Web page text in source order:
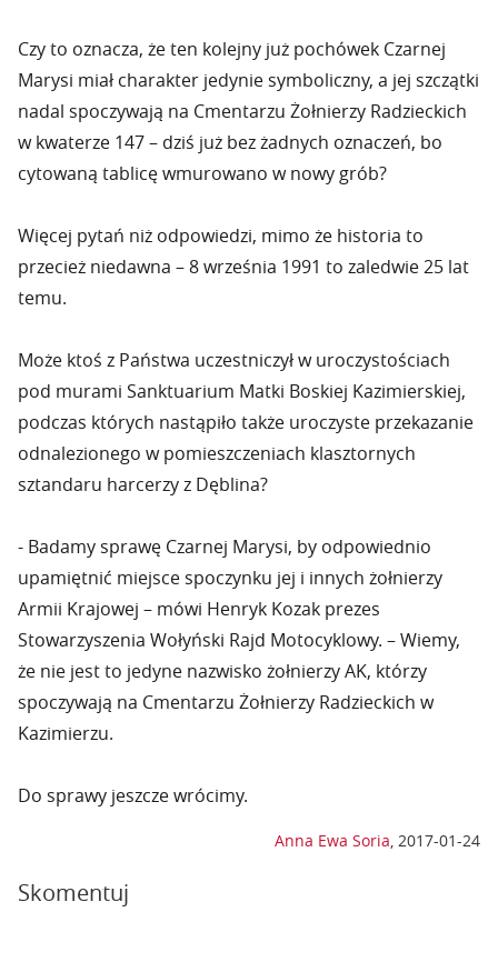
Czy to oznacza, że ten kolejny już pochówek Czarnej
Marysi miał charakter jedynie symboliczny, a jej szczątki
nadal spoczywają na Cmentarzu Żołnierzy Radzieckich
w kwaterze 147 – dziś już bez żadnych oznaczeń, bo
cytowaną tablicę wmurowano w nowy grób?
Więcej pytań niż odpowiedzi, mimo że historia to
przecież niedawna – 8 września 1991 to zaledwie 25 lat
temu.
Może ktoś z Państwa uczestniczył w uroczystościach
pod murami Sanktuarium Matki Boskiej Kazimierskiej,
podczas których nastąpiło także uroczyste przekazanie
odnalezionego w pomieszczeniach klasztornych
sztandaru harcerzy z Dęblina?
- Badamy sprawę Czarnej Marysi, by odpowiednio
upamiętnić miejsce spoczynku jej i innych żołnierzy
Armii Krajowej – mówi Henryk Kozak prezes
Stowarzyszenia Wołyński Rajd Motocyklowy. – Wiemy,
że nie jest to jedyne nazwisko żołnierzy AK, którzy
spoczywają na Cmentarzu Żołnierzy Radzieckich w
Kazimierzu.
Do sprawy jeszcze wrócimy.
Anna Ewa Soria, 2017-01-24
Skomentuj